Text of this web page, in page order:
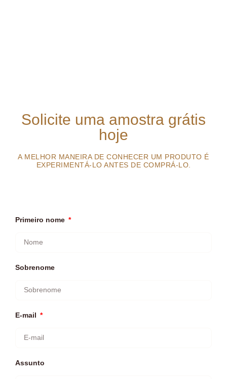
Solicite uma amostra grátis
hoje
A MELHOR MANEIRA DE CONHECER UM PRODUTO É
EXPERIMENTÁ-LO ANTES DE COMPRÁ-LO.
Primeiro nome
Sobrenome
E-mail
Assunto